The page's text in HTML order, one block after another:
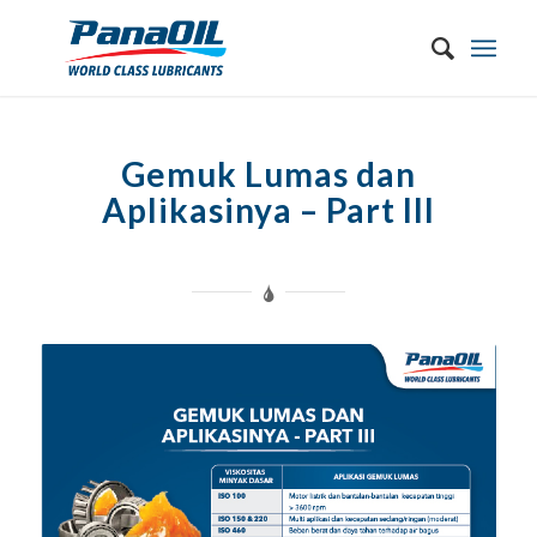
Gemuk Lumas dan
Aplikasinya – Part III